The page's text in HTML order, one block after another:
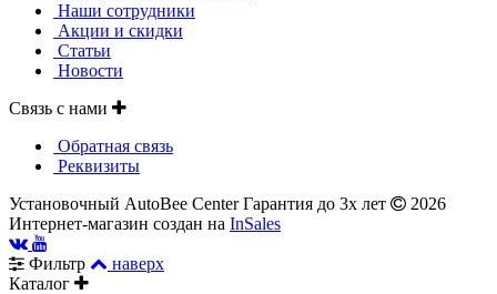
Наши сотрудники
Акции и скидки
Статьи
Новости
Связь с нами
Обратная связь
Реквизиты
Установочный AutoBee Center Гарантия до 3х лет
2026
Интернет-магазин создан на InSales
Фильтр
наверх
Каталог